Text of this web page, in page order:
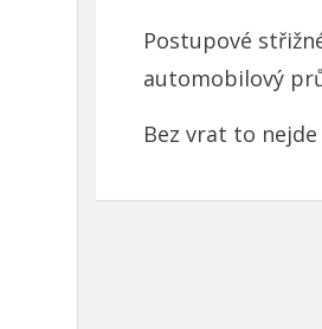
Postupové
automobilový
Bez vrat to nejde